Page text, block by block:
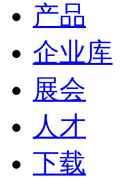
产品
企业库
展会
人才
下载